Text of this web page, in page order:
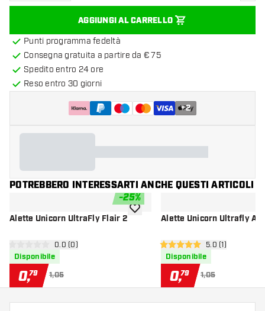
AGGIUNGI AL CARRELLO
Punti programma fedeltà
Consegna gratuita a partire da € 75
Spedito entro 24 ore
Reso entro 30 giorni
+2
POTREBBERO INTERESSARTI ANCHE QUESTI ARTICOLI
-25%
Alette Unicorn UltraFly Flair 2
apri pannello recensioni
0 stelle di valutazione
0.0 (0)
Disponibile
0,79 1,05
aggiungi alla lista dei desideri
Alette Unicorn Ultrafly
apri pannello
5 stelle di valutazione
5.0 (1)
Disponibile
0,79 1,05